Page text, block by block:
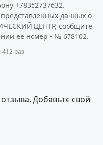
+78352737632.
данных о
ЦЕНТР, сообщите
ее номер - № 678102.
раз
Добавьте свой